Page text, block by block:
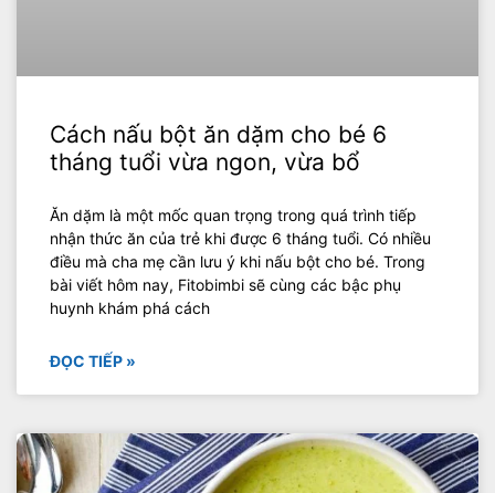
Cách nấu bột ăn dặm cho bé 6
tháng tuổi vừa ngon, vừa bổ
Ăn dặm là một mốc quan trọng trong quá trình tiếp
nhận thức ăn của trẻ khi được 6 tháng tuổi. Có nhiều
điều mà cha mẹ cần lưu ý khi nấu bột cho bé. Trong
bài viết hôm nay, Fitobimbi sẽ cùng các bậc phụ
huynh khám phá cách
ĐỌC TIẾP »